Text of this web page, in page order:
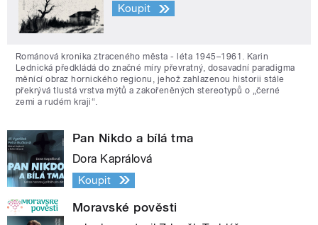
Koupit
Románová kronika ztraceného města - léta 1945–1961. Karin
Lednická předkládá do značné míry převratný, dosavadní paradigma
měnící obraz hornického regionu, jehož zahlazenou historii stále
překrývá tlustá vrstva mýtů a zakořeněných stereotypů o „černé
zemi a rudém kraji“.
Pan Nikdo a bílá tma
Dora Kaprálová
Koupit
Moravské pověsti